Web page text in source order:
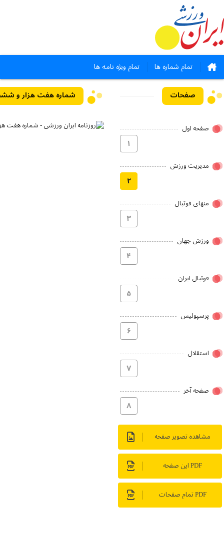
تمام شماره ها تمام ویژه نامه ها
صفحات
صفحه اول
۱
مدیریت ورزش
۲
منهای فوتبال
۳
ورزش جهان
۴
فوتبال ایران
۵
پرسپولیس
۶
استقلال
۷
صفحه آخر
۸
مشاهده تصویر صفحه
PDF این صفحه
PDF تمام صفحات